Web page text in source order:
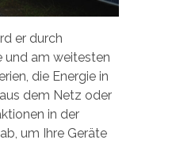
er durch
und am weitesten
die Energie in
dem Netz oder
in der
um Ihre Geräte